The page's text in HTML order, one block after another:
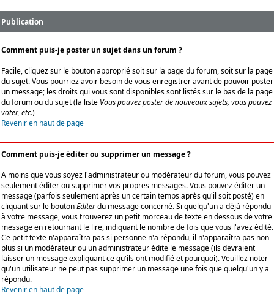
Publication
Comment puis-je poster un sujet dans un forum ?
Facile, cliquez sur le bouton approprié soit sur la page du forum, soit sur la page
du sujet. Vous pourriez avoir besoin de vous enregistrer avant de pouvoir poster
un message; les droits qui vous sont disponibles sont listés sur le bas de la page
du forum ou du sujet (la liste Vous pouvez poster de nouveaux sujets, vous pouvez
voter, etc.)
Revenir en haut de page
Comment puis-je éditer ou supprimer un message ?
A moins que vous soyez l'administrateur ou modérateur du forum, vous pouvez
seulement éditer ou supprimer vos propres messages. Vous pouvez éditer un
message (parfois seulement après un certain temps après qu'il soit posté) en
cliquant sur le boutonEditerdu message concerné. Si quelqu'un a déjà répondu
à votre message, vous trouverez un petit morceau de texte en dessous de votre
message en retournant le lire, indiquant le nombre de fois que vous l'avez édité.
Ce petit texte n'apparaîtra pas si personne n'a répondu, il n'apparaîtra pas non
plus si un modérateur ou un administrateur édite le message (ils devraient
laisser un message expliquant ce qu'ils ont modifié et pourquoi). Veuillez noter
qu'un utilisateur ne peut pas supprimer un message une fois que quelqu'un y a
répondu.
Revenir en haut de page